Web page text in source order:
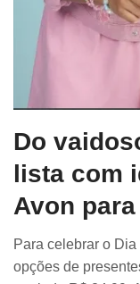
Do
lista com
Avon
Para celebrar o
opções de